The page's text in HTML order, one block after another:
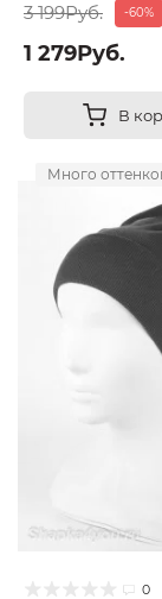
3 199Руб. -60%
1 279Руб.
В
Много
0